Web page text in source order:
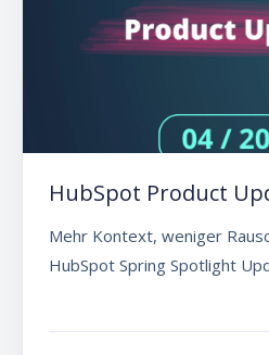
HubSpot Product
Mehr Kontext, weniger
HubSpot Spring Spotlight